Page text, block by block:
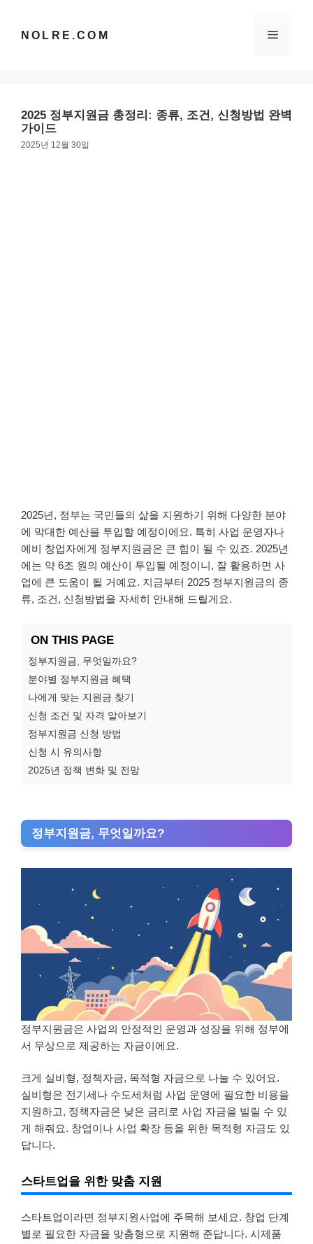
NOLRE.COM 메
2025 정부지원금 총정리: 종류, 조건, 신청방법 완벽
가이드
2025년 12월 30일
2025년, 정부는 국민들의 삶을 지원하기 위해 다양한 분야
에 막대한 예산을 투입할 예정이에요. 특히 사업 운영자나
예비 창업자에게 정부지원금은 큰 힘이 될 수 있죠. 2025년
에는 약 6조 원의 예산이 투입될 예정이니, 잘 활용하면 사
업에 큰 도움이 될 거예요. 지금부터 2025 정부지원금의 종
류, 조건, 신청방법을 자세히 안내해 드릴게요.
ON THIS PAGE
정부지원금, 무엇일까요?
분야별 정부지원금 혜택
나에게 맞는 지원금 찾기
신청 조건 및 자격 알아보기
정부지원금 신청 방법
신청 시 유의사항
2025년 정책 변화 및 전망
정부지원금, 무엇일까요?
정부지원금은 사업의 안정적인 운영과 성장을 위해 정부에
서 무상으로 제공하는 자금이에요.
크게 실비형, 정책자금, 목적형 자금으로 나눌 수 있어요.
실비형은 전기세나 수도세처럼 사업 운영에 필요한 비용을
지원하고, 정책자금은 낮은 금리로 사업 자금을 빌릴 수 있
게 해줘요. 창업이나 사업 확장 등을 위한 목적형 자금도 있
답니다.
스타트업을 위한 맞춤 지원
스타트업이라면 정부지원사업에 주목해 보세요. 창업 단계
별로 필요한 자금을 맞춤형으로 지원해 준답니다. 시제품